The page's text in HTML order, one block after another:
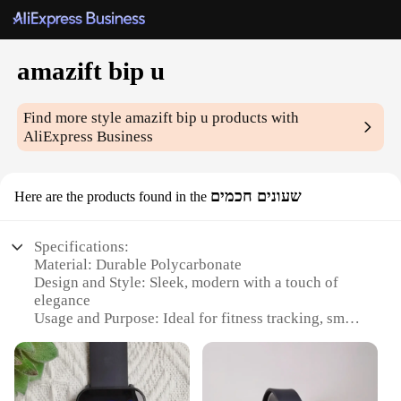
amazift bip u
Find more styleamazift bip u products with
AliExpress Business
Here are the products found in the שעונים חכמים
Specifications:
Material: Durable Polycarbonate
Design and Style: Sleek, modern with a touch of
elegance
Usage and Purpose: Ideal for fitness tracking, smart
Performance and Property: Water-resistant up to 50
meters, long battery life
Parts and Accessories: Includes a variety of watch